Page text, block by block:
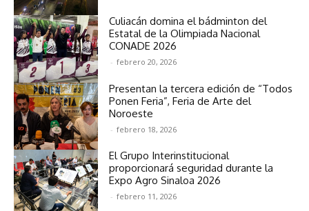
Culiacán domina el bádminton del
Estatal de la Olimpiada Nacional
CONADE 2026
- febrero 20, 2026
Presentan la tercera edición de “Todos
Ponen Feria”, Feria de Arte del
Noroeste
- febrero 18, 2026
El Grupo Interinstitucional
proporcionará seguridad durante la
Expo Agro Sinaloa 2026
- febrero 11, 2026